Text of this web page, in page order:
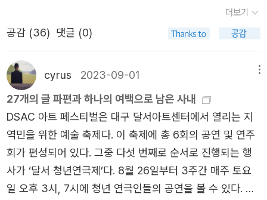
으로 전개' 되며, 이렇게 '고의적으로 작품의 흐름을 파편화
해 내용을 한층 입체적으로 구성함으로써 구조에서부터 모
순과 혼란으로 가득찬 사회상을 효과적으로 전달'하고 있다.
게다가 작가가 채 완성을 못하고 요절함으로써 원작 자체가
미완성인데다가, 막과 장의 구분이 모호하여 대중들에게 어
려운 작품으로 인식되고 있기도 하다. 그러나 주인공을 비롯
한 등장인물들의 대사가 많은 생각거리를 던져주는 작품인
터라 기회가 되면 연극이나 뮤지컬로 만나고 싶어지는 작품
이기도 하다. ​희곡이 문학장르로 자리잡은 것은 고대 그리스
있었다. 렌츠는 괴테의 미움을 받는 불운의 천재 작가로, 뷔
히너의 오마주로 인해 오명을 씻을 수 있었을 듯 하다. 다소
되어 즐거웠다. 희곡에 좀 더 익숙해 진 후에 그의 희곡을 다
시 읽어보아도 좋을 것 같지만, 장르적인 특성 보다는 그의
시선과 창의적인 표현에 계속해서 매료될 수 있었다.꼭 읽고
싶은 책을 신청해서 지원 받았으며 진심을 담아 정성껏 서평
을 작성했습니다.더 좋은 서평을 쓸 수 있도록 열독하겠습니
다. 서평이 힐링♡​
근근이 살아가는 상태였다. [뷔히너는 이 사건에다 여러 다
른 소재를 버무려 한 인간의 개인적 비극을 문학적으로 형상
화했다. 여기서 비극은 목적론적인 운명에서 비롯되지 않는
다. 한 인간의 존재 목적이 다른 어떤 존재에 있다면 개인은
결국 자기 자신에게 소외될 수밖에 없다. 뷔히너는 그런 목
적론에 반기를 든다. 개인의 운명을 결정하는 것은 오히려
그 개인을 둘러싼 사회적ㆍ역사적 요인이라는 것이다. 이런
식의 사회적ㆍ역사적 결정론과 자기 소외는 뷔히너 문학의
주요 특징이다. 사회사적으로 보면 보이체크는 가장 비천한
계층 출신이 주인공으로 나오는 독일 최초의 비극이다....이
작품에서 그는 주체적 인간이 아닌 타인의 도구이자 사회적
모호한데 집의 현판을 보았다). 취리히의 레닌에 관해 짧게
소개. 레닌의 망명지이기도 했지만 취리히는 다다이즘의 산
사진을 찍고 일행은 점심을 먹기 위해 바와 레스토랑을 겸하
고 있는 제임스 조이스로 향했다(우연히 고트프리트 켈러가
어릴때부터 서른살 때까지 살았다는 집의 현판을 보게 돼 다
행이었다.켈러 공원 방문을 대체할 수 있었다). 더블린에 있
는 제임스 조이스 단골 펍을 그대로 옮겨왔다는 식당이다.
조이스를 떠올리며 아일랜드산 기네스 맥주와 요리를 즐겼
다(식사도 맛있는 편).그리고 마지막 일정으로 트램을 타고
더보기
공감 (36) 댓글 (0)
cyrus 2023-09-01
27개의 글 파편과 하나의 여백으로 남은 사내
DSAC 아트 페스티벌은 대구 달서아트센터에서 열리는 지
역민을 위한 예술 축제다. 이 축제에 총 6회의 공연 및 연주
회가 편성되어 있다. 그중 다섯 번째로 순서로 진행되는 행
사가 ‘달서 청년연극제’다. 8월 26일부터 3주간 매주 토요
일 오후 3시, 7시에 청년 연극인들의 공연을 볼 수 있다. 내